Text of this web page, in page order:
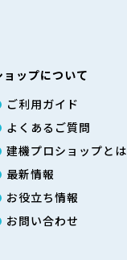
ョップについて
ご利用ガイド
よくあるご質問
建機プロショップとは
最新情報
お役立ち情報
お問い合わせ